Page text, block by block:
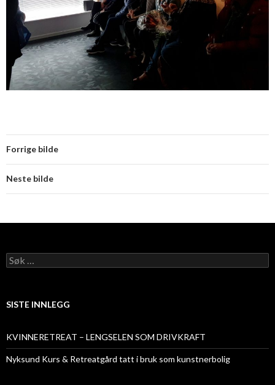
Forrige bilde
Neste bilde
Søk
etter:
SISTE INNLEGG
KVINNERETREAT – LENGSELEN SOM DRIVKRAFT
Nyksund Kurs & Retreatgård tatt i bruk som kunstnerbolig